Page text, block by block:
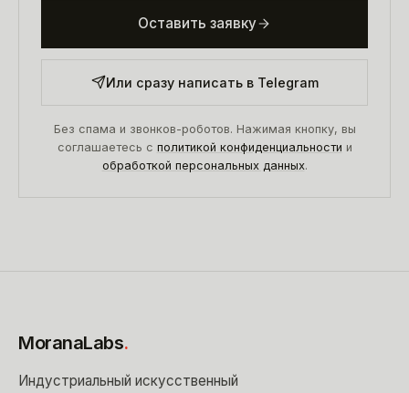
Оставить заявку
Или сразу написать в Telegram
Без спама и звонков-роботов. Нажимая кнопку, вы
соглашаетесь с политикой конфиденциальности и
обработкой персональных данных.
MoranaLabs.
Индустриальный искусственный